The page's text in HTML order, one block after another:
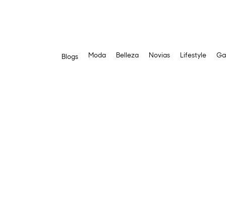
Blogs Moda Belleza Novias Lifestyle